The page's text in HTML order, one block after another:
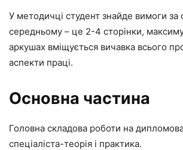
У методичці студент знайде вимоги за
середньому – це 2-4 сторінки,
аркушах вміщується вичавка всього
аспекти праці.
Основна частина
Головна складова роботи на
спеціаліста-теорія і практика.